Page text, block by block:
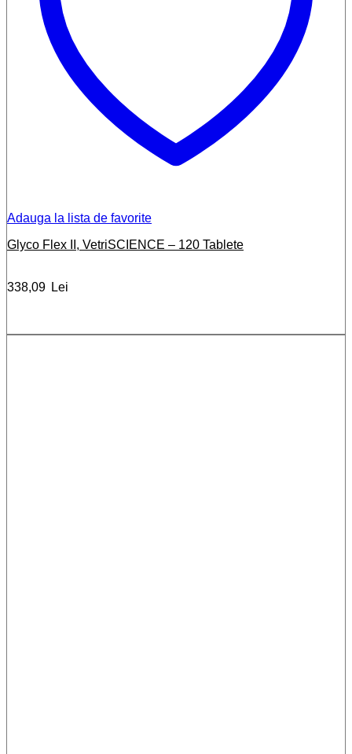
Adauga la lista de favorite
Glyco Flex II, VetriSCIENCE – 120 Tablete
338,09 Lei